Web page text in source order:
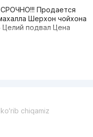
СРОЧНО!!! Продается
Шерхон чойхона
Целий подвал Цена
chiqamiz